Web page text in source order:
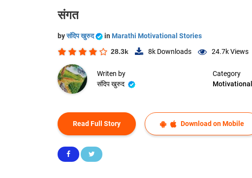
संगत
byसंदिप खुरुद in Marathi Motivational Stories
28.3k 8k Downloads 24.7kViews
Writen by
संदिप खुरुद
Category
Read Full Story Download on Mobile